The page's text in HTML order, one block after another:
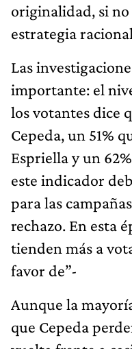
originalidad, si
estrategia
Las
importante: el
los votantes dice
Cepeda, un 51%
Espriella y un
este indicador
para las
rechazo. En esta
tienden más a
favor de”-
Aunque la
que Cepeda